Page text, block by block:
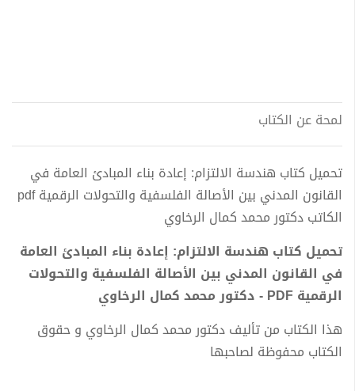
لمحة عن الكتاب
تحميل كتاب هندسة الالتزام: إعادة بناء المبادئ العامة في
القانون المدني بين الأصالة الفلسفية والتحولات الرقمية pdf
الكاتب دكتور محمد كمال الرخاوي
تحميل كتاب هندسة الالتزام: إعادة بناء المبادئ العامة
في القانون المدني بين الأصالة الفلسفية والتحولات
الرقمية PDF - دكتور محمد كمال الرخاوي
هذا الكتاب من تأليف دكتور محمد كمال الرخاوي و حقوق
الكتاب محفوظة لصاحبها